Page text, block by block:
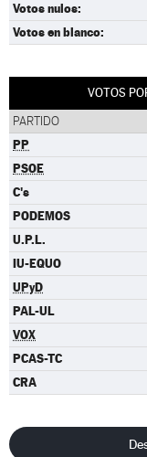
Votos nulos:
Votos en blanco:
VOTOS
PARTIDO
PP
PSOE
C's
PODEMOS
U.P.L.
IU-EQUO
UPyD
PAL-UL
VOX
PCAS-TC
CRA